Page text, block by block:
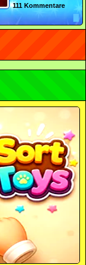
111 Kommentare